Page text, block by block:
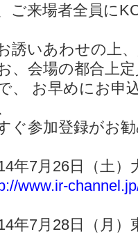
ご来場者全員に
誘いあわせの上
、会場の都合上
、 お早めにお申
ぐ参加登録がお
年7月26日（土
www.ir-
年7月28日（月